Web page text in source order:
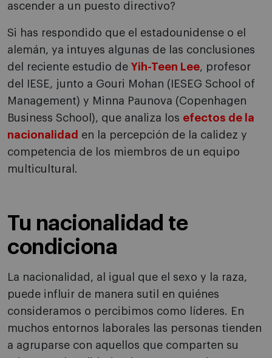
ascender a un puesto directivo?
Si has respondido que el estadounidense o el
alemán, ya intuyes algunas de las conclusiones
del reciente estudio de Yih-Teen Lee, profesor
del IESE, junto a Gouri Mohan (IESEG School of
Management) y Minna Paunova (Copenhagen
Business School), que analiza los efectos de la
nacionalidad en la percepción de la calidez y
competencia de los miembros de un equipo
multicultural.
Tu nacionalidad te
condiciona
La nacionalidad, al igual que el sexo y la raza,
puede influir de manera sutil en quiénes
consideramos o percibimos como líderes. En
muchos entornos laborales las personas tienden
a agruparse con aquellos que comparten su